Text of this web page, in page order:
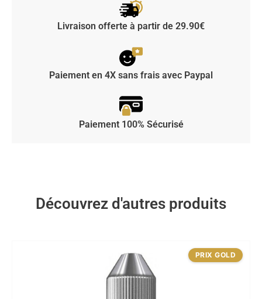
Livraison offerte à partir de 29.90€
Paiement en 4X sans frais avec Paypal
Paiement 100% Sécurisé
Découvrez d'autres produits
PRIX GOLD